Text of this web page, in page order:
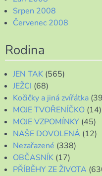
Srpen 2008
Červenec 2008
Rodina
JEN TAK (565)
JEŽCI (68)
Kočičky a jiná zvířátka
MOJE TVOŘENÍČKO (14)
MOJE VZPOMÍNKY (45)
NAŠE DOVOLENÁ (12)
Nezařazené (338)
OBČASNÍK (17)
PŘÍBĚHY ZE ŽIVOTA